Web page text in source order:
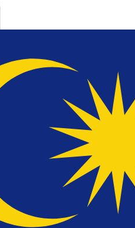
Kesihatan OKU